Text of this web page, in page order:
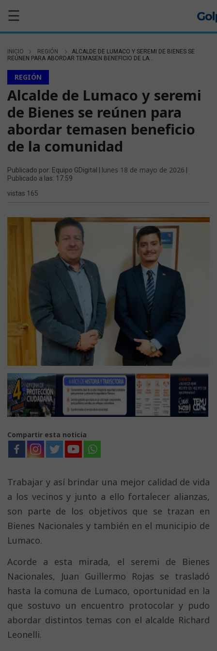
☰
INICIO REGIÓN
ALCALDE DE LUMACO Y SEREMI DE BIENES SE
REÚNEN PARA ABORDAR TEMASEN BENEFICIO DE LA...
REGIÓN
Alcalde de Lumaco y seremi
de Bienes se reúnen para
abordar temasen beneficio
de la comunidad
Publicado por: Equipo GDigital | lunes 18 de mayo de 2026
Publicado a las: 17:59
vistas 165
Compartir esta noticia
Trabajar y así brindar una mejor calidad de vida
a los vecinos y junto a ello fortalecer alianzas,
son parte de los objetivos que se trazan en
Bienes Nacionales y también en el municipio de
Lumaco.
Acorde a esta mirada, el seremi de Bienes
Nacionales, Juan Guillermo Rojas se trasladó
hasta la comuna de Lumaco, oportunidad en la
que sostuvo un encuentro protocolar y pudo
abordar distintos temas con el alcalde Richard
Leonelli.